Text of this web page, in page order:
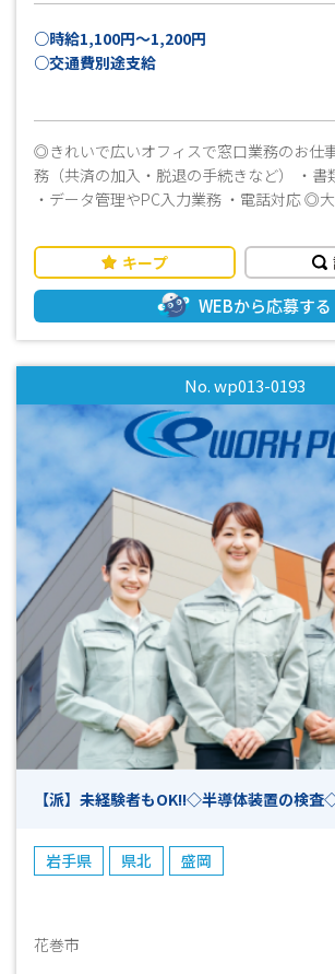
○時給1,100円～1,200円
○交通費別途支給
◎きれいで広いオフィスで窓口業務のお仕
務（共済の加入・脱退の手続きなど） ・書
・データ管理やPC入力業務 ・電話対応 ◎大人気！事務のお
す♪ ≪ おすすめポイント！ ≫ ＼ 女性スタッフが多数活
躍中の職場です ／ ◎経験を活かしたお仕
ランクがある方でも大丈夫！ ◎優しい社員
ので安心♪ ◎未経験の方も活躍中！ ◎広く
ス♪働きやすさ抜群！ 就業前に見学できます！ ・女性
フ活躍中 ・フルタイムでしっかり稼げる
大歓迎 ・土日祝はお休みなので、プライベ
けて働けます！！ ・空調設備が整っている
快適にお仕事をしていただけます ・きれい
オススメです ・週払いOK！お仕事を初め
費の時も安心です ■まずはお気軽にお問い合わせください！
■ 皆様からのご応募お待ちしております
キープ
WEBから応募する
No. wp013-0193
【派】未経験者もOK!!◇半導体装置の検査
岩手県 県北 盛岡
花巻市